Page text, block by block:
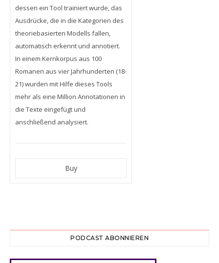
dessen ein Tool trainiert wurde, das
Ausdrücke, die in die Kategorien des
theoriebasierten Modells fallen,
automatisch erkennt und annotiert.
In einem Kernkorpus aus 100
Romanen aus vier Jahrhunderten (18-
21) wurden mit Hilfe dieses Tools
mehr als eine Million Annotationen in
die Texte eingefügt und
anschließend analysiert.
PODCAST ABONNIEREN